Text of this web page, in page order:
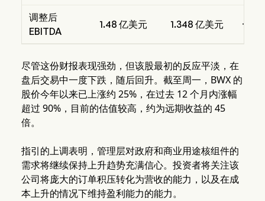
调整后
EBITDA
1.48 亿美元 1.348 亿美元
尽管这份财报表现强劲，但该股最初的反应平淡，在
盘后交易中一度下跌，随后回升。截至周一，BWX 的
股价今年以来已上涨约 25%，在过去 12 个月内涨幅
超过 90%，目前的估值较高，约为远期收益的 45
倍。
指引的上调表明，管理层对政府和商业用途核组件的
需求将继续保持上升趋势充满信心。投资者将关注该
公司将庞大的订单积压转化为营收的能力，以及在成
本上升的情况下维持盈利能力的能力。